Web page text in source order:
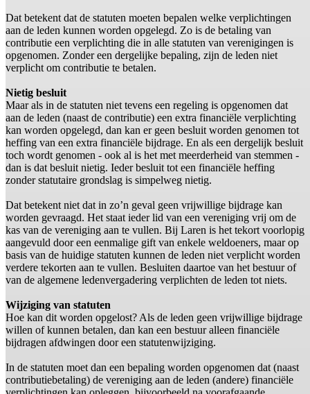
Dat betekent dat de statuten moeten bepalen welke verplichtingen
aan de leden kunnen worden opgelegd. Zo is de betaling van
contributie een verplichting die in alle statuten van verenigingen is
opgenomen. Zonder een dergelijke bepaling, zijn de leden niet
verplicht om contributie te betalen.
Nietig besluit
Maar als in de statuten niet tevens een regeling is opgenomen dat
aan de leden (naast de contributie) een extra financiële verplichting
kan worden opgelegd, dan kan er geen besluit worden genomen tot
heffing van een extra financiële bijdrage. En als een dergelijk besluit
toch wordt genomen - ook al is het met meerderheid van stemmen -
dan is dat besluit nietig. Ieder besluit tot een financiële heffing
zonder statutaire grondslag is simpelweg nietig.
Dat betekent niet dat in zo’n geval geen vrijwillige bijdrage kan
worden gevraagd. Het staat ieder lid van een vereniging vrij om de
kas van de vereniging aan te vullen. Bij Laren is het tekort voorlopig
aangevuld door een eenmalige gift van enkele weldoeners, maar op
basis van de huidige statuten kunnen de leden niet verplicht worden
verdere tekorten aan te vullen. Besluiten daartoe van het bestuur of
van de algemene ledenvergadering verplichten de leden tot niets.
Wijziging van statuten
Hoe kan dit worden opgelost? Als de leden geen vrijwillige bijdrage
willen of kunnen betalen, dan kan een bestuur alleen financiële
bijdragen afdwingen door een statutenwijziging.
In de statuten moet dan een bepaling worden opgenomen dat (naast
contributiebetaling) de vereniging aan de leden (andere) financiële